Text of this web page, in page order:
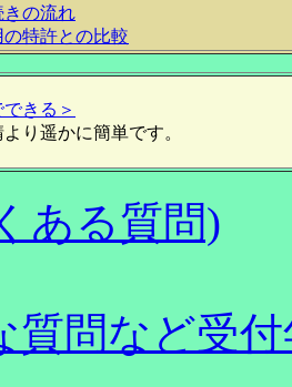
きの流れ
特許との比較
きる＞
り遥かに簡単です。
ある質問)
質問など受